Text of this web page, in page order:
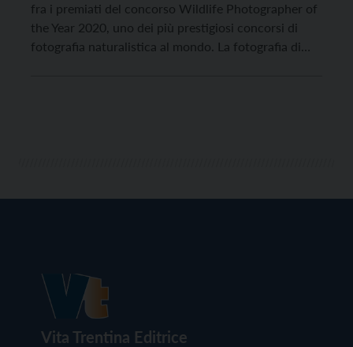
fra i premiati del concorso Wildlife Photographer of
the Year 2020, uno dei più prestigiosi concorsi di
fotografia naturalistica al mondo. La fotografia di
Vita Trentina Editrice